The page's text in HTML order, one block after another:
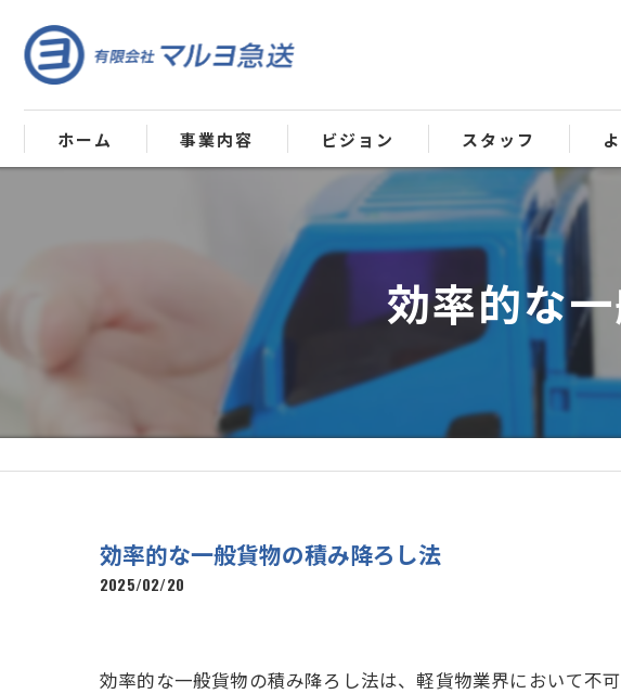
ホーム 事業内容 ビジョン スタッフ
効率的な
効率的な一般貨物の積み降ろし法
2025/02/20
効率的な一般貨物の積み降ろし法は、軽貨物業界において不